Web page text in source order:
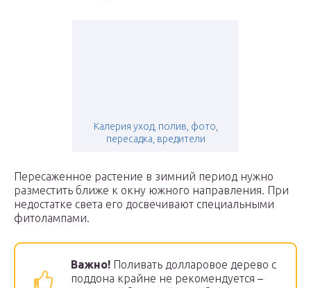
Калерия уход, полив, фото,
пересадка, вредители
Пересаженное растение в зимний период нужно
разместить ближе к окну южного направления. При
недостатке света его досвечивают специальными
фитолампами.
Важно! Поливать долларовое дерево с
поддона крайне не рекомендуется –